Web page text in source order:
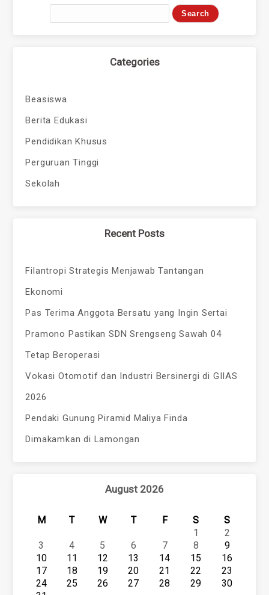
Categories
Beasiswa
Berita Edukasi
Pendidikan Khusus
Perguruan Tinggi
Sekolah
Recent Posts
Filantropi Strategis Menjawab Tantangan
Ekonomi
Pas Terima Anggota Bersatu yang Ingin Sertai
Pramono Pastikan SDN Srengseng Sawah 04
Tetap Beroperasi
Vokasi Otomotif dan Industri Bersinergi di GIIAS
2026
Pendaki Gunung Piramid Maliya Finda
Dimakamkan di Lamongan
August 2026
M T W T F S
S
1
2
3
4 5 6 7 8
9
10
11 12 13 14 15
16
17
18 19 20 21 22
23
24
25 26 27 28 29
30